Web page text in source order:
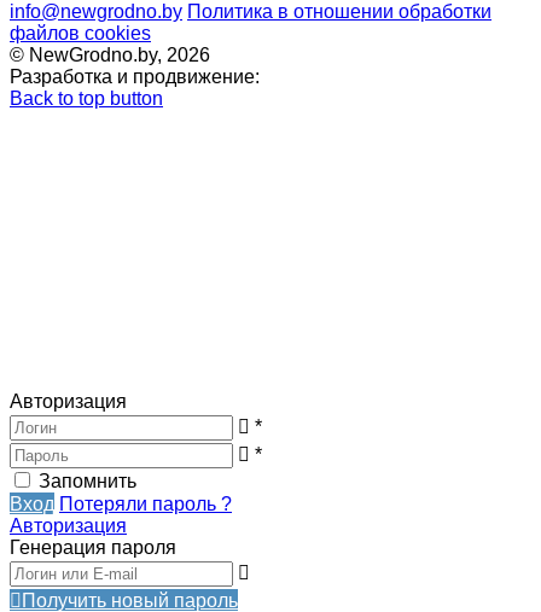
info@newgrodno.by Политика в отношении обработки
файлов cookies
© NewGrodno.by, 2026
Разработка и продвижение:
Back to top button
Авторизация
*
*
Запомнить
Вход Потеряли пароль ?
Авторизация
Генерация пароля
Получить новый пароль